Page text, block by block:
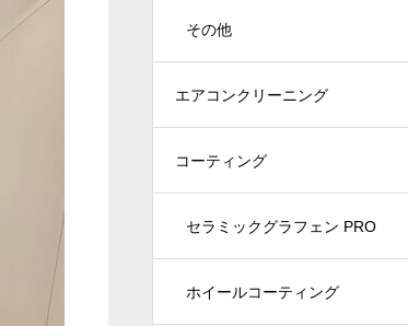
その他
エアコンクリーニング
コーティング
セラミックグラフェン PRO
ホイールコーティング